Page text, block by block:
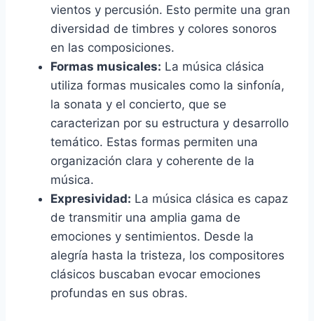
vientos y percusión. Esto permite una gran
diversidad de timbres y colores sonoros
en las composiciones.
Formas musicales: La música clásica
utiliza formas musicales como la sinfonía,
la sonata y el concierto, que se
caracterizan por su estructura y desarrollo
temático. Estas formas permiten una
organización clara y coherente de la
música.
Expresividad: La música clásica es capaz
de transmitir una amplia gama de
emociones y sentimientos. Desde la
alegría hasta la tristeza, los compositores
clásicos buscaban evocar emociones
profundas en sus obras.